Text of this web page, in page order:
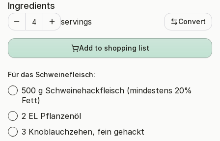
Ingredients
servings Convert
Add to shopping list
Für das Schweinefleisch:
500 g Schweinehackfleisch (mindestens 20%
Fett)
2 EL Pflanzenöl
3 Knoblauchzehen, fein gehackt